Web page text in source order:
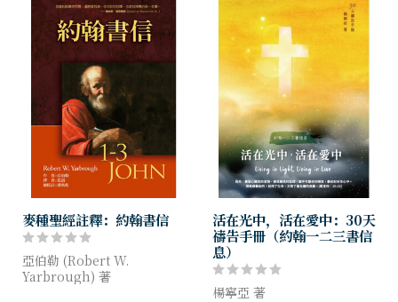
麥種聖經註釋：約翰書信
亞伯勒 (Robert W.
Yarbrough) 著
活在光中，活在愛中：30天
禱告手冊（約翰一二三書信
息）
楊寧亞 著